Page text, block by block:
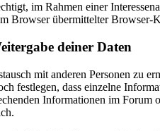
im Rahmen einer
Browser übermittelter
deiner Daten
mit anderen Personen zu
festlegen, dass einzelne
Informationen im